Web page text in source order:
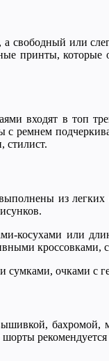
свободный или
принты,
входят в топ
ремнем
стилист.
из
косухами или
очками с